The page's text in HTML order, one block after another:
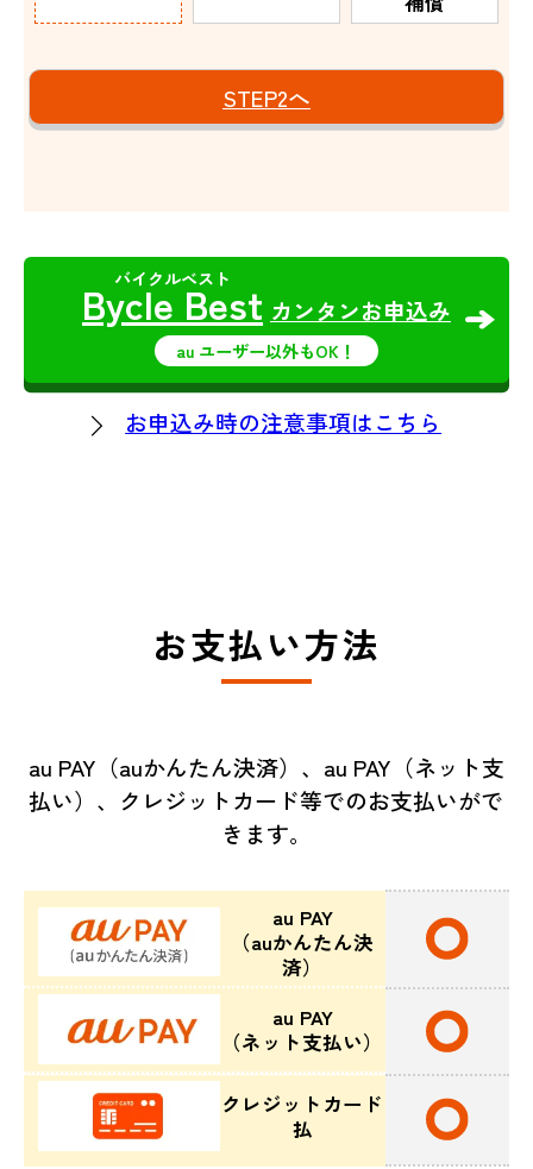
STEP2へ
Bycle Best カンタンお申込み
au ユーザー以外もOK！
お申込み時の注意事項はこちら
お支払い方法
au PAY（auかんたん決済）、au PAY（ネット支
払い）、クレジットカード等でのお支払いがで
きます。
au PAY
（auかんたん決
済）
au PAY
（ネット支払い）
クレジットカード
払